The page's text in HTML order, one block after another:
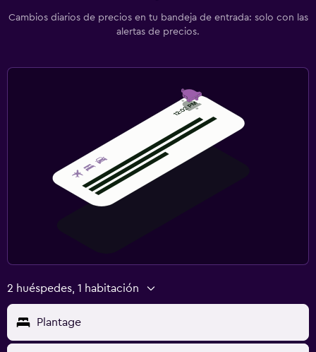
Cambios diarios de precios en tu bandeja de entrada: solo con las
alertas de precios.
2 huéspedes, 1 habitación
Plantage